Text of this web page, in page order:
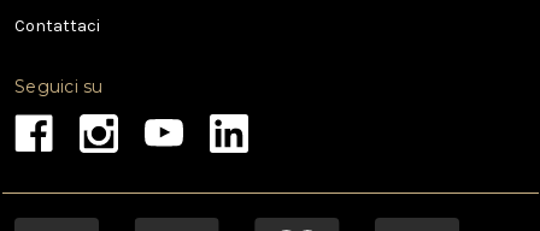
Contattaci
Seguici su